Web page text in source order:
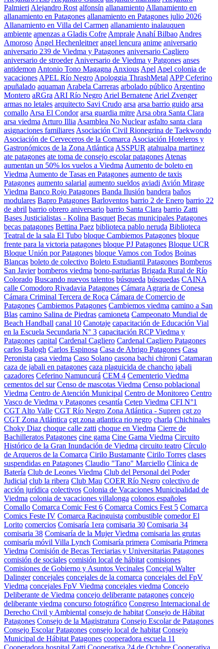
Palmieri Alejandro Rost alfonsín allanamiento Allanamiento en
allanamiento en Patagones allanamiento en Patagones julio 2026
Allanamiento en Villa del Carmen allanamiento inalauquen
ambiente amenzas a Gladis Cofre Amprale Anahí Bilbao Andres
Amoroso Ángel Hechenleitner angel lencura anime aniversario
aniversario 239 de Viedma y Patagones aniversario Cagliero
aniversario de stroeder Aniversario de Viedma y Patgones anses
antidemon Antonio Tono Magagna Anxious Apel Apel colonia de
vacaciones APEL Río Negro Apologgia ThrashMetal APP Ceferino
apuñalado aquaman Arabela Carreras arbolado público Argentino
Montero aRGra ARI Río Negro Ariel Bernatene Ariel Zvenger
armas no letales arquitecto Savi Crudo arsa arsa barrio guido arsa
comallo Arsa El Condor arsa guardia mitre Arsa obra Santa Clara
arsa viedma Arturo Illia Asamblea No Nuclear asfalto santa clara
asignaciones familiares Asociación Civil Rionegrina de Taekwondo
Asociación de Cerveceros de la Comarca Asociación Hoteleros y
Gastronómicos de la Zona Atlántica ASSPUR atahualpa martinez
ate patagones ate toma de consejo escolar patagones Atenas
aumentan un 50% los vuelos a Viedma Aumento de boleto en
Viedma Aumento de Tasas en Patagones aumento de taxis
Patagones aumento salarial aumento sueldos aviadi Avión Mirage
Viedma Banco Rojo Patagones Banda Ilusión bandera baños
modulares Bapro Patagones Barloventos barrio 2 de Enero barrio 22
de abril barrio obrero aniversario barrio Santa Clara barrio Zatti
Bases Justicialistas - Kolina Basquet Becas municipales Patagones
becas patagones Bettina Paez biblioteca pablo neruda Biblioteca
Teatral de la sala El Tubo bloque Cambiemos Patagones bloque
frente para la victoria patagones bloque PJ Patagones Bloque UCR
Bloque Unión por Patagones bloque Vamos con Todos Boinas
Blancas boleto de colectivo Boleto Estudiantil Patagones Bomberos
San Javier bomberos viedma bono-paritarias Brigada Rural de Río
Colorado Buscando nuevos talentos búsqueda búsquedas CAINA
calle Comodoro Rivadavia Patagones Cámara Agraria de Conesa
Cámara Criminal Tercera de Roca Cámara de Comercio de
Patagones Cambiemos Patagones Cambiemos viedma camino a San
Blas camino Salina de Piedras camioneta Campeonato Mundial de
Beach Handball canal 10 Canotaje capacitación de Educación Vial
en la Escuela Secundaria N° 3 capacitación RCP Viedma y
Patagones capital Cardenal Cagliero Cardenal Cagliero Patagones
carlos Balogh Carlos Espinosa Casa de Abrigo Patagones Casa
Peronista casa viedma Caso Solano casona bachi chironi Catamaran
caza de jabali en patagones caza plaguicida de chancho jabali
cazadores Ceferino Namuncurá CEM 4 Cementerio Viedma
cementos del sur Censo de mascotas Viedma Censo poblacional
Viedma Centro de Atención Municipal Centro de Monitoreo Centro
Vasco de Viedma y Patagones cesantía Cetep Viedma CFI N°1
CGT Alto Valle CGT Río Negro Zona Atlántica - Supren cgt zo
CGT Zona Atlántica cgt zona atlantica rio negro charla Chichinales
Choky Diaz choque calle zatti choque en Viedma Cierre de
Bachilleratos Patagones cine gama Cine Gama Viedma Circuito
Histórico de la Gran Inundación de Viedma circuito teatro Círculo
de Arqueros de la Comarca Cirilo Bustamante Cirilo Torres clases
suspendidas en Patagones Claudio "Tano" Marciello Clínica de
Batería Club de Leones Viedma Club del Personal del Poder
Judicial club la ribera Club Mau COER Río Negro colectivo de
acción jurídica colectivos Colonia de Vacaciones Municipalidad de
Viedma colonia de vacaciones villalonga colonos españoles
Comallo Comarca Comic Fest 6 Comarca Comics Fest 5 Comarca
Comics Feste IV Comarca Racinguista combustible comedor El
Lorito comercios Comisaría 1era comisaria 30 Comisaria 34
comisaria 38 Comisaría de la Mujer Viedma comisaria las grutas
comisaría móvil Villa Lynch Comisaría primera Comisaria Primera
Viedma Comisión de Becas Terciarias y Universitarias Patagones
comisión de sociales comisión local de hábitat comisiones
Comisiones de Gobierno y Asuntos Vecinales Concejal Walter
Dalinger concejales concejales de la comarca concejales del FpV
Viedma concejales FpV Viedma concejales viedma Concejo
Deliberante de Viedma concejo deliberante patagones concejo
deliberante viedma concurso fotográfico Congreso Internacional de
Derecho Civil y Ambiental consejo de habitat Consejo de Hábitat
Patagones Consejo de la Magistratura Consejo Escolar de Patagones
Consejo Escolar Patagones consejo local de habitat Consejo
Municipal de Hábitat Patagones cooperadora escuela 11
Cooperadora hospital Zatti Cooperativa 24 de Octubre Cooperativa